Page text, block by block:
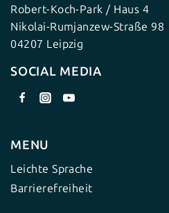
Robert-Koch-Park / Haus 4
Nikolai-Rumjanzew-Straße 98
04207 Leipzig
SOCIAL MEDIA
MENU
Leichte Sprache
Barrierefreiheit